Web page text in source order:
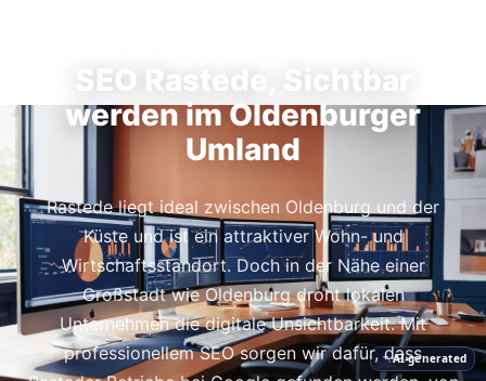
AI-generated
SEO Rastede, Sichtbar
werden im Oldenburger
Umland
Rastede liegt ideal zwischen Oldenburg und der
Küste und ist ein attraktiver Wohn- und
Wirtschaftsstandort. Doch in der Nähe einer
Großstadt wie Oldenburg droht lokalen
Unternehmen die digitale Unsichtbarkeit. Mit
professionellem SEO sorgen wir dafür, dass